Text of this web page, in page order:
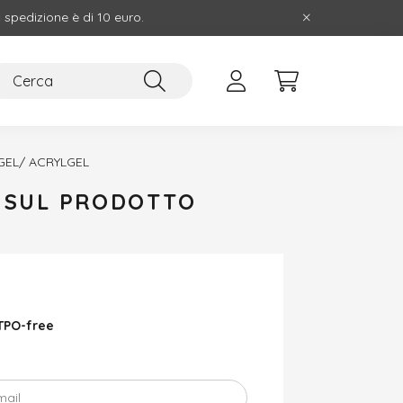
è di 10 euro.
ACRYLGEL
PRODOTTO
free